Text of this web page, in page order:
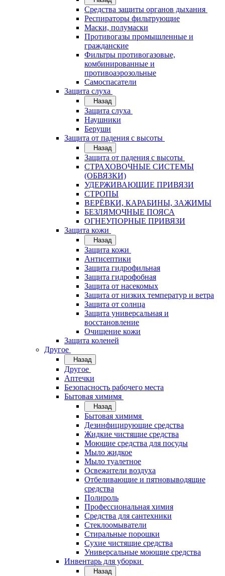
Средства защиты органов дыхания
Респираторы фильтрующие
Маски, полумаски
Противогазы промышленные и
гражданские
Фильтры противогазовые,
комбинированные и
противоаэрозольные
Самоспасатели
Защита слуха
Назад
Защита слуха
Наушники
Беруши
Защита от падения с высоты
Назад
Защита от падения с высоты
СТРАХОВОЧНЫЕ СИСТЕМЫ
(ОБВЯЗКИ)
УДЕРЖИВАЮЩИЕ ПРИВЯЗИ
СТРОПЫ
ВЕРЁВКИ, КАРАБИНЫ, ЗАЖИМЫ
БЕЗЛЯМОЧНЫЕ ПОЯСА
ОГНЕУПОРНЫЕ ПРИВЯЗИ
Защита кожи
Назад
Защита кожи
Антисептики
Защита гидрофильная
Защита гидрофобная
Защита от насекомых
Защита от низких температур и ветра
Защита от солнца
Защита универсальная и
восстановление
Очищение кожи
Защита коленей
Другое
Назад
Другое
Аптечки
Безопасность рабочего места
Бытовая химимя
Назад
Бытовая химимя
Дезинфицирующие средства
Жидкие чистящие средства
Моющие средства для посуды
Мыло жидкое
Мыло туалетное
Освежители воздуха
Отбеливающие и пятновыводящие
средства
Полироль
Профессиональная химия
Средства для сантехники
Стеклоомыватели
Стиральные порошки
Сухие чистящие средства
Универсальные моющие средства
Инвентарь для уборки
Назад